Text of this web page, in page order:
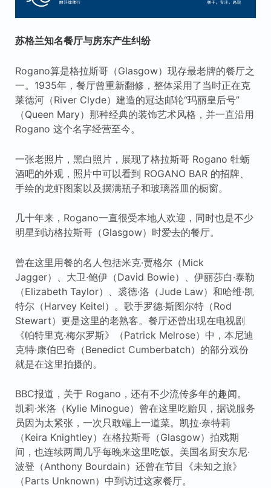
苏格兰知名餐厅与房东产生纠纷
Rogano算是格拉斯哥（Glasgow）现存最老牌的餐厅之
一。1935年，餐厅曾重新翻修，整体采用了当时正在克
莱德河（River Clyde）建造的冠达邮轮“玛丽皇后号”
（Queen Mary）那种经典的装饰艺术风格，并一直沿用
Rogano 这个名字经营至今。
一张老照片，黑白照片，展现了格拉斯哥 Rogano 牡蛎
酒吧的外观，照片中可以看到 ROGANO BAR 的招牌、
手绘的龙虾图案以及摆满瓶子和玻璃器皿的橱窗。
几十年来，Rogano一直很受本地人欢迎，同时也是不少
明星到访格拉斯哥（Glasgow）时爱去的餐厅。
曾在这里用餐的名人包括米克·贾格尔（Mick
Jagger）、大卫·鲍伊（David Bowie）、伊丽莎白·泰勒
（Elizabeth Taylor）、裘德·洛（Jude Law）和哈维·凯
特尔（Harvey Keitel）。歌手罗德·斯图尔特（Rod
Stewart）更是这里的老熟客。餐厅还曾出现在电视剧
《帕特里克·梅尔罗斯》（Patrick Melrose）中，本尼迪
克特·康伯巴奇（Benedict Cumberbatch）的部分戏份
就是在这里拍摄的。
BBC报道，关于 Rogano，还有不少流传多年的趣闻。
凯莉·米洛（Kylie Minogue）曾在这里吃贻贝，据说服务
员因为太紧张，一次只敢端上一道菜。凯拉·奈特莉
（Keira Knightley）在格拉斯哥（Glasgow）拍戏期
间，也连续两周几乎每晚来这里吃饭。美国名厨安东尼·
波登（Anthony Bourdain）还曾在节目《未知之旅》
（Parts Unknown）中到访过这家餐厅。